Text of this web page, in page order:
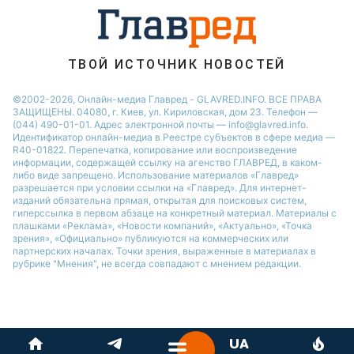
ТВОЙ ИСТОЧНИК НОВОСТЕЙ
©2002-2026, Онлайн-медиа Главред - GLAVRED.INFO. ВСЕ ПРАВА
ЗАЩИЩЕНЫ. 04080, г. Киев, ул. Кириловская, дом 23. Телефон —
(044) 490-01-01. Адрес электронной почты — info@glavred.info.
Идентификатор онлайн-медиа в Реестре cубъектов в сфере медиа —
R40-01822. Перепечатка, копирование или воспроизведение
информации, содержащей ссылку на агенство ГЛАВРЕД, в каком-
либо виде запрещено. Использование материалов «Главред»
разрешается при условии ссылки на «Главред». Для интернет-
изданий обязательна прямая, открытая для поисковых систем,
гиперссылка в первом абзаце на конкретный материал. Материалы с
плашками «Реклама», «Новости компаний», «Актуально», «Точка
зрения», «Официально» публикуются на коммерческих или
партнерских началах. Точки зрения, выраженные в материалах в
рубрике "Мнения", не всегда совпадают с мнением редакции.